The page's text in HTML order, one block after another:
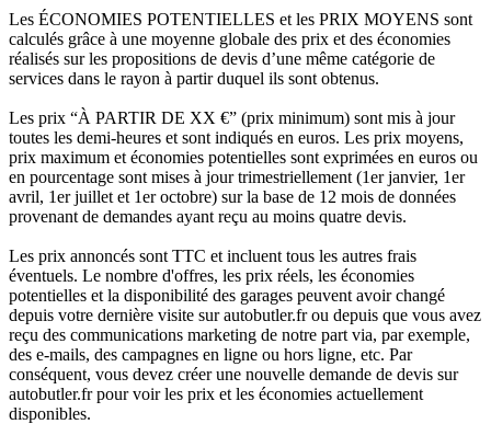
Les ÉCONOMIES POTENTIELLES et les PRIX MOYENS sont
calculés grâce à une moyenne globale des prix et des économies
réalisés sur les propositions de devis d’une même catégorie de
services dans le rayon à partir duquel ils sont obtenus.
Les prix “À PARTIR DE XX €” (prix minimum) sont mis à jour
toutes les demi-heures et sont indiqués en euros. Les prix moyens,
prix maximum et économies potentielles sont exprimées en euros ou
en pourcentage sont mises à jour trimestriellement (1er janvier, 1er
avril, 1er juillet et 1er octobre) sur la base de 12 mois de données
provenant de demandes ayant reçu au moins quatre devis.
Les prix annoncés sont TTC et incluent tous les autres frais
éventuels. Le nombre d'offres, les prix réels, les économies
potentielles et la disponibilité des garages peuvent avoir changé
depuis votre dernière visite sur autobutler.fr ou depuis que vous avez
reçu des communications marketing de notre part via, par exemple,
des e-mails, des campagnes en ligne ou hors ligne, etc. Par
conséquent, vous devez créer une nouvelle demande de devis sur
autobutler.fr pour voir les prix et les économies actuellement
disponibles.